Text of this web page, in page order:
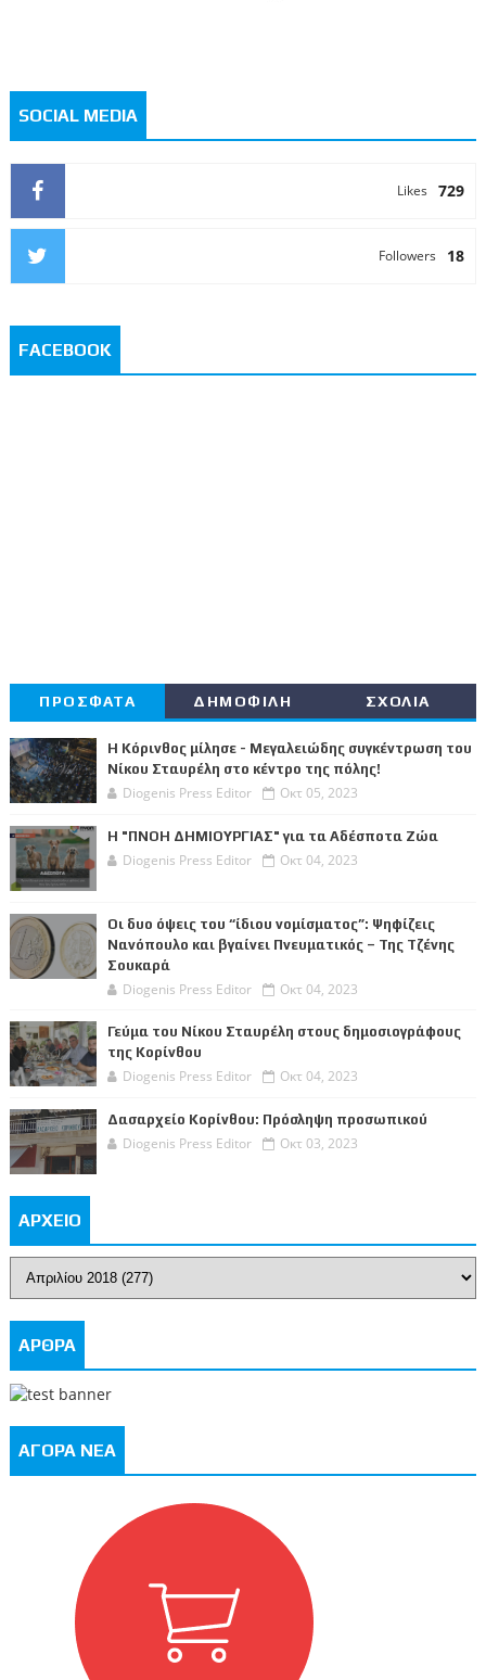
SOCIAL MEDIA
729
Likes
18
Followers
FACEBOOK
ΠΡΟΣΦΑΤΑ ΔΗΜΟΦΙΛΗ ΣΧΟΛΙΑ
Η Κόρινθος μίλησε - Μεγαλειώδης συγκέντρωση του
Νίκου Σταυρέλη στο κέντρο της πόλης!
Diogenis Press Editor Οκτ 05, 2023
Η "ΠΝΟΗ ΔΗΜΙΟΥΡΓΙΑΣ" για τα Αδέσποτα Ζώα
Diogenis Press Editor Οκτ 04, 2023
Οι δυο όψεις του “ίδιου νομίσματος”: Ψηφίζεις
Νανόπουλο και βγαίνει Πνευματικός – Της Τζένης
Σουκαρά
Diogenis Press Editor Οκτ 04, 2023
Γεύμα του Νίκου Σταυρέλη στους δημοσιογράφους
της Κορίνθου
Diogenis Press Editor Οκτ 04, 2023
Δασαρχείο Κορίνθου: Πρόσληψη προσωπικού
Diogenis Press Editor Οκτ 03, 2023
ΑΡΧΕΙΟ
ΑΡΘΡΑ
ΑΓΟΡΑ ΝΕΑ